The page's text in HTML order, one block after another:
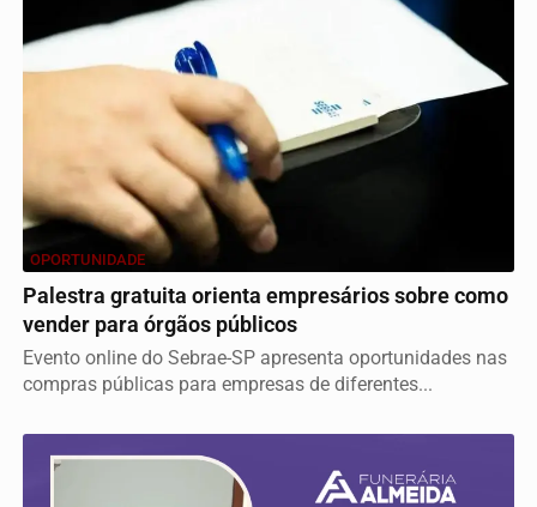
OPORTUNIDADE
Palestra gratuita orienta empresários sobre como
vender para órgãos públicos
Evento online do Sebrae-SP apresenta oportunidades nas
compras públicas para empresas de diferentes...